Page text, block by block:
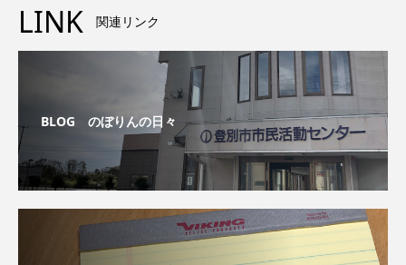
LINK 関連リンク
BLOG のぼりんの日々